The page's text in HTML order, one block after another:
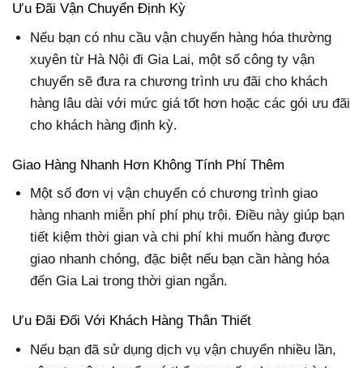
Ưu Đãi Vận Chuyển Định Kỳ
Nếu bạn có nhu cầu vận chuyển hàng hóa thường
xuyên từ Hà Nội đi Gia Lai, một số công ty vận
chuyển sẽ đưa ra chương trình ưu đãi cho khách
hàng lâu dài với mức giá tốt hơn hoặc các gói ưu đãi
cho khách hàng định kỳ.
Giao Hàng Nhanh Hơn Không Tính Phí Thêm
Một số đơn vị vận chuyển có chương trình giao
hàng nhanh miễn phí phí phụ trội. Điều này giúp bạn
tiết kiệm thời gian và chi phí khi muốn hàng được
giao nhanh chóng, đặc biệt nếu bạn cần hàng hóa
đến Gia Lai trong thời gian ngắn.
Ưu Đãi Đối Với Khách Hàng Thân Thiết
Nếu bạn đã sử dụng dịch vụ vận chuyển nhiều lần,